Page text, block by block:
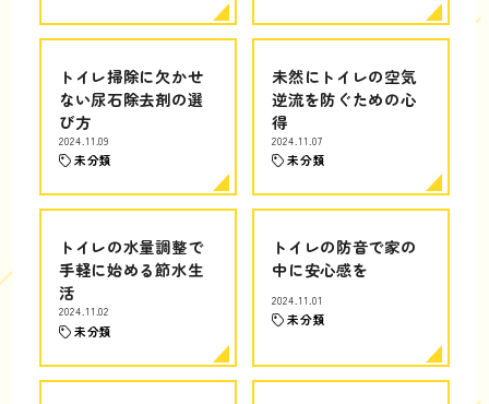
トイレ掃除に欠かせ
ない尿石除去剤の選
び方
2024.11.09
未分類
未然にトイレの空気
逆流を防ぐための心
得
2024.11.07
未分類
トイレの水量調整で
手軽に始める節水生
活
2024.11.02
未分類
トイレの防音で家の
中に安心感を
2024.11.01
未分類